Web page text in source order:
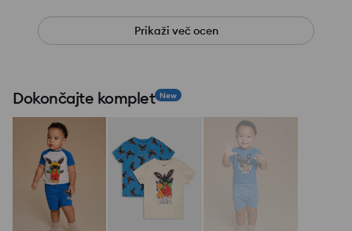
Prikaži več ocen
Dokončajte komplet New